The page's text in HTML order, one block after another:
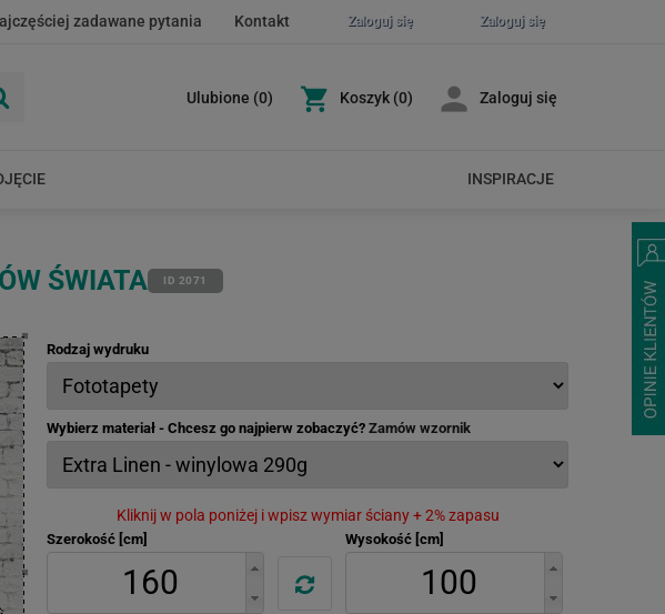
Zaloguj się
Zaloguj się
zadawane pytania Kontakt
Ulubione (0) Koszyk (0) Zaloguj się
INSPIRACJE
ŚWIATA ID 2071
Rodzaj wydruku
Wybierz materiał - Chcesz go najpierw zobaczyć? Zamów wzornik
Kliknij w pola poniżej i wpisz wymiar ściany + 2% zapasu
Szerokość [cm] Wysokość [cm]